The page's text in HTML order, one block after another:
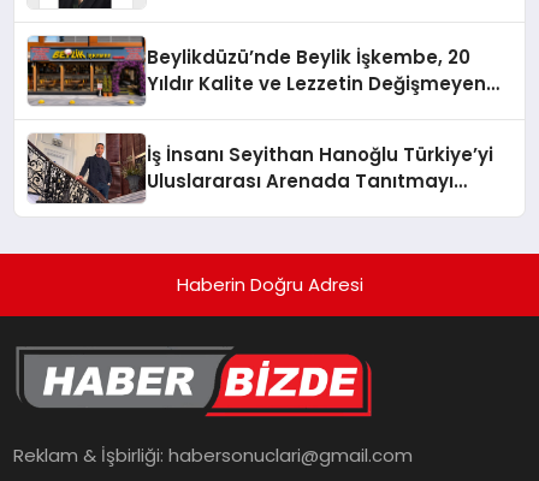
Beylikdüzü’nde Beylik İşkembe, 20
Yıldır Kalite ve Lezzetin Değişmeyen
İş İnsanı Seyithan Hanoğlu Türkiye’yi
Uluslararası Arenada Tanıtmayı
Haberin Doğru Adresi
Reklam & İşbirliği:habersonuclari@gmail.com